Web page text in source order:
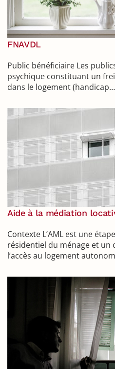
FNAVDL
Public bénéficiaire Les
psychique constituant un
dans le logement (handicap…
Aide à la médiation
Contexte L’AML est une
résidentiel du ménage et un
l’accès au logement